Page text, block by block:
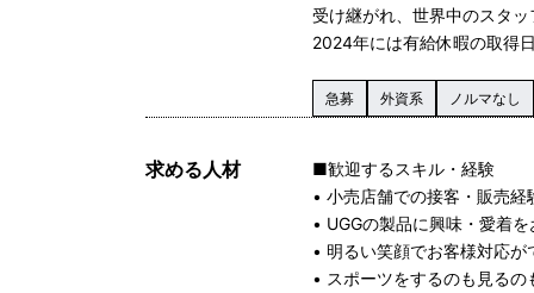
受け継がれ、世界中のスタ
2024年には有給休暇の取得
急募 外資系 ノルマなし
求める人材
■歓迎するスキル・経験
• 小売店舗での接客・販売経
• UGGの製品に興味・愛着
• 明るい笑顔でお客様対応が
• スポーツをするのも見るの